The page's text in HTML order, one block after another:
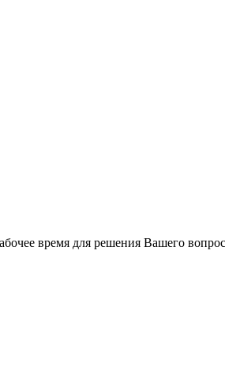
время для решения Вашего